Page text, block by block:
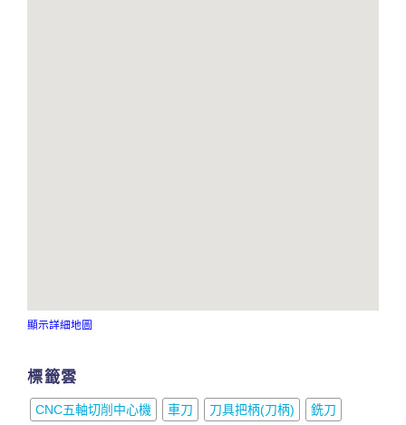
顯示詳細地圖
標籤雲
CNC五軸切削中心機 車刀 刀具把柄(刀柄) 銑刀